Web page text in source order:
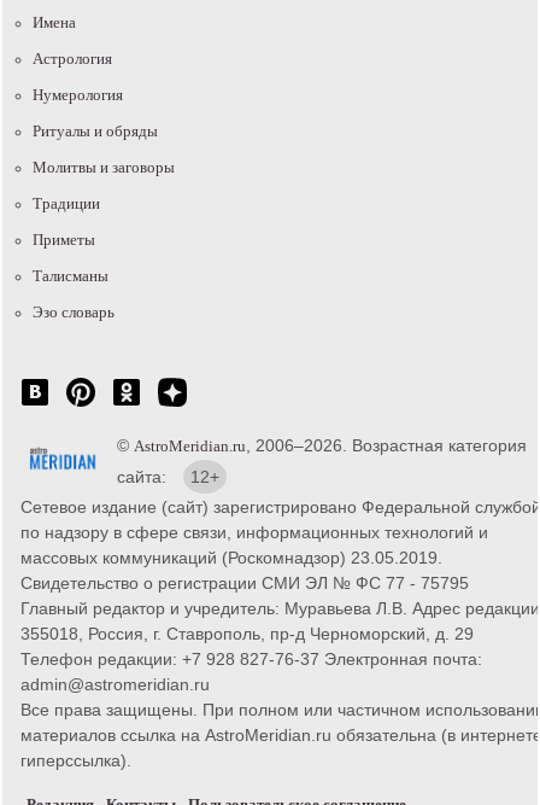
Имена
Астрология
Нумерология
Ритуалы и обряды
Молитвы и заговоры
Традиции
Приметы
Талисманы
Эзо словарь
© AstroMeridian.ru, 2006–2026. Возрастная категория
сайта:
12+
Сетевое издание (сайт) зарегистрировано Федеральной службой
по надзору в сфере связи, информационных технологий и
массовых коммуникаций (Роскомнадзор) 23.05.2019.
Свидетельство о регистрации СМИ ЭЛ № ФС 77 - 75795
Главный редактор и учредитель: Муравьева Л.В. Адрес
355018, Россия, г. Ставрополь, пр-д Черноморский, д. 29
Телефон редакции: +7 928 827-76-37 Электронная почта:
admin@astromeridian.ru
Все права защищены. При полном или частичном
материалов ссылка на AstroMeridian.ru обязательна (в
гиперссылка).